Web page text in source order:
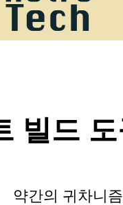
빌드
약간의 귀차니